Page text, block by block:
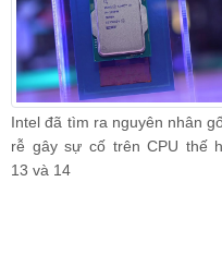
Intel đã tìm ra nguyên nhân
rễ gây sự cố trên CPU thế
13 và 14